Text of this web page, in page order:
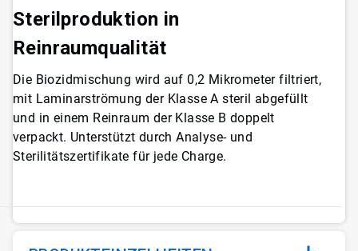
Sterilproduktion in
Reinraumqualität
Die Biozidmischung wird auf 0,2 Mikrometer filtriert,
mit Laminarströmung der Klasse A steril abgefüllt
und in einem Reinraum der Klasse B doppelt
verpackt. Unterstützt durch Analyse- und
Sterilitätszertifikate für jede Charge.